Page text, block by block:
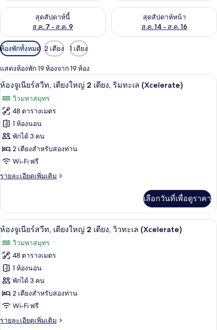
สุดสัปดาห์นี้
ส.ค. 7 - ส.ค. 9
ตรวจสอบจำนวนห้องพักว่างในสุดสัปดาห์นี้ ส.ค. 7 - ส.ค. 9
สุดสัปดาห์หน้า
ส.ค. 14 - ส.ค. 16
ตรวจสอบจำนวนห้องพักว่างใน
ตัว
กรอง
ที่
มี
ให้
สำหรับ
ห้อง
พัก
ห้องพักทั้งหมด 2 เตียง 1 เตียง
แสดงห้องพัก 19 ห้องจาก 19 ห้อง
เปิด
ภาพถ่าย
ทั้งหมด
ของ
ห้อง
จู
เนียร์
สวีท,
ใหญ่
2
เตียง,
ริม
ทะเล
(Xcelerate)
เครื่องนอนระดับพรีเมียม, ผ้านวมขนเ
6
ห้องจูเนียร์สวีท, เตียงใหญ่ 2 เตียง, ริมทะเล (Xcelerate)
วิวมหาสมุทร
48 ตารางเมตร
1 ห้องนอน
พักได้ 3 คน
2 เตียงสำหรับสองท่าน
Wi-Fi ฟรี
รายละเอียดเพิ่มเติม
ราย
เกี่ยว
กับ
ห้อง
เนียร์
สวี
ท,
เตียง
ใหญ่
2
เตียง,
ริม
(Xcelerate)
เลือกวันที่เพื่อดูราคา
เปิด
ภาพถ่าย
ทั้งหมด
ของ
ห้อง
จู
เนียร์
สวีท,
เครื่องนอนระดับพรีเมียม, ผ้านวมขนเ
6
ห้องจูเนียร์สวีท, เตียงใหญ่ 2 เตียง, วิวทะเล (Xcelerate)
วิวมหาสมุทร
48 ตารางเมตร
1 ห้องนอน
พักได้ 3 คน
2 เตียงสำหรับสองท่าน
Wi-Fi ฟรี
รายละเอียดเพิ่มเติม
ราย